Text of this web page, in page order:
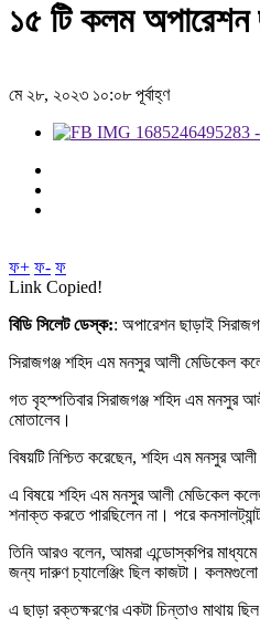
১৫ টি কলম অপারেশন
মে ২৮, ২০২৩ ১০:০৮ পূর্বাহ্ণ
ফ+ ফ- ফ
Link Copied!
বিডি সিলেট ডেস্ক:: অপারেশন ছাড়াই
সিরাজগঞ্জ শহিদ এম মনসুর আলী মেডিকেল
গত বৃহস্পতিবার সিরাজগঞ্জ শহিদ এম মনসুর
মোতালেব।
বিষয়টি নিশ্চিত করেছেন, শহিদ এম মনসুর
এ বিষয়ে শহিদ এম মনসুর আলী মেডিকেল কলেজ
শনাক্ত করতে পারছিলেন না। পরে
তিনি আরও বলেন, আমরা এন্ডোস্কপির
জন্য দারুণ চ্যালেঞ্জিং ছিল কাজটা।
এ ছাড়া রক্তক্ষরণের একটা চিন্তাও মাথায়